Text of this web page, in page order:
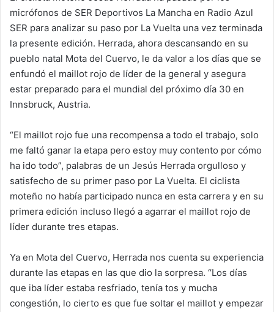
micrófonos de SER Deportivos La Mancha en Radio Azul
SER para analizar su paso por La Vuelta una vez terminada
la presente edición. Herrada, ahora descansando en su
pueblo natal Mota del Cuervo, le da valor a los días que se
enfundó el maillot rojo de líder de la general y asegura
estar preparado para el mundial del próximo día 30 en
Innsbruck, Austria.
“El maillot rojo fue una recompensa a todo el trabajo, solo
me faltó ganar la etapa pero estoy muy contento por cómo
ha ido todo”, palabras de un Jesús Herrada orgulloso y
satisfecho de su primer paso por La Vuelta. El ciclista
moteño no había participado nunca en esta carrera y en su
primera edición incluso llegó a agarrar el maillot rojo de
líder durante tres etapas.
Ya en Mota del Cuervo, Herrada nos cuenta su experiencia
durante las etapas en las que dio la sorpresa. “Los días
que iba líder estaba resfriado, tenía tos y mucha
congestión, lo cierto es que fue soltar el maillot y empezar